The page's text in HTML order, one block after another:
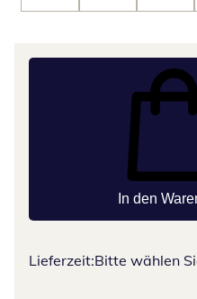
In den
Lieferzeit:Bitte wählen